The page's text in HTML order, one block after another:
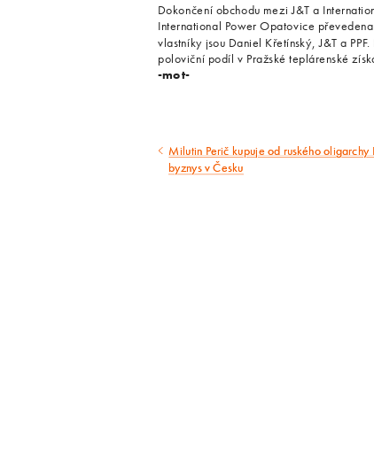
Dokončení obchodu mezi J&T a
International Power Opatovice
vlastníky jsou Daniel Křetínský, J&T a
poloviční podíl v Pražské teplárenské
-mot-
Předcházející
Milutin Perič kupuje od ruského oligarchy
byznys v Česku